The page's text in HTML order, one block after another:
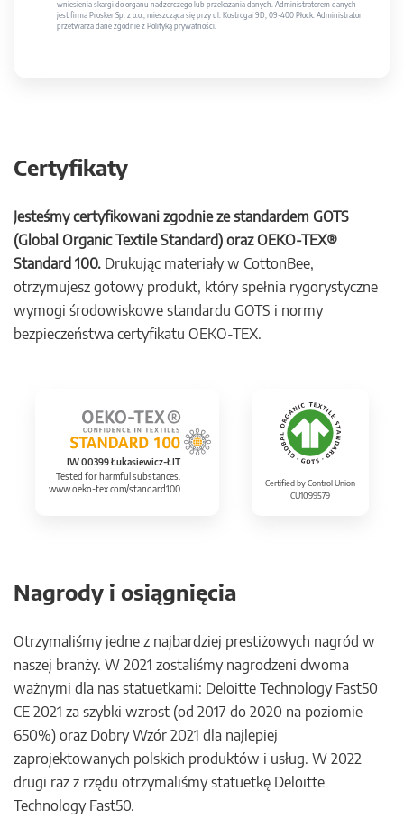
wniesienia skargi do organu nadzorczego lub przekazania danych. Administratorem danych
jest firma Prosker Sp. z o.o., mieszcząca się przy ul. Kostrogaj 9D, 09-400 Płock. Administrator
przetwarza dane zgodnie z Polityką prywatności.
Certyfikaty
Jesteśmy certyfikowani zgodnie ze standardem GOTS
(Global Organic Textile Standard) oraz OEKO-TEX®
Standard 100. Drukując materiały w CottonBee,
otrzymujesz gotowy produkt, który spełnia rygorystyczne
wymogi środowiskowe standardu GOTS i normy
bezpieczeństwa certyfikatu OEKO-TEX.
IW 00399 Łukasiewicz-ŁIT
Tested for harmful substances.
www.oeko-tex.com/standard100
Certified by Control Union
CU1099579
Nagrody i osiągnięcia
Otrzymaliśmy jedne z najbardziej prestiżowych nagród w
naszej branży. W 2021 zostaliśmy nagrodzeni dwoma
ważnymi dla nas statuetkami: Deloitte Technology Fast50
CE 2021 za szybki wzrost (od 2017 do 2020 na poziomie
650%) oraz Dobry Wzór 2021 dla najlepiej
zaprojektowanych polskich produktów i usług. W 2022
drugi raz z rzędu otrzymaliśmy statuetkę Deloitte
Technology Fast50.